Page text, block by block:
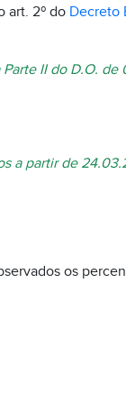
art. 2º do Decreto
II do D.O. de
a partir de
os